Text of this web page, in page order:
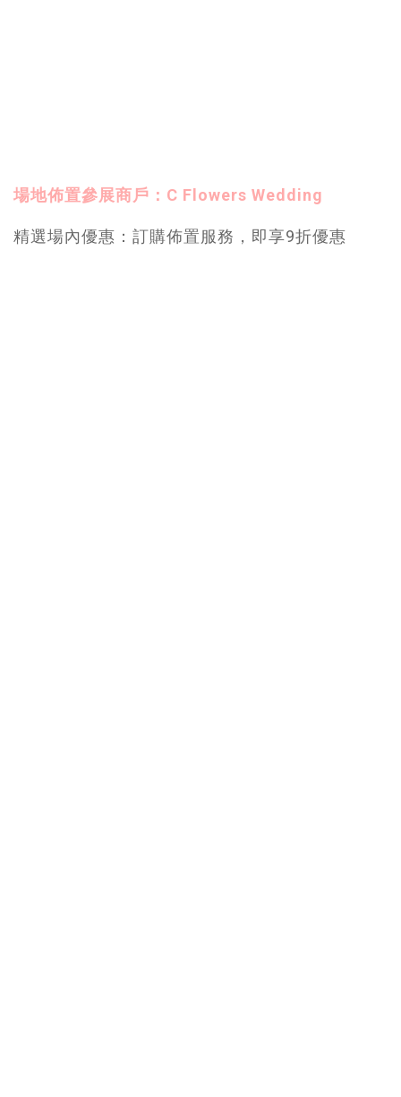
場地佈置參展商戶：C Flowers Wedding
精選場內優惠：訂購佈置服務，即享9折優惠